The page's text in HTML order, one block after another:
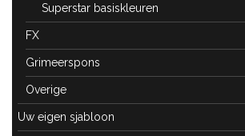
Superstar basiskleuren
FX
Grimeerspons
Overige
Uw eigen sjabloon